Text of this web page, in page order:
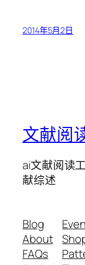
2014年5月2日
文献阅
ai文献阅读
献综述
Blog
About
FAQs